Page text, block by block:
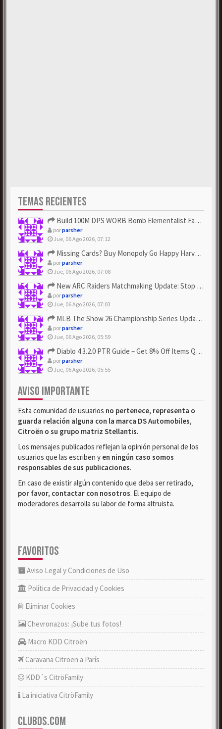
TEMAS RECIENTES
Build 100M DPS WORB Bomb Elementalist Fast - Grab POE Curren...
porparsher
Jue, 06 Ago 2026, 07:12
Missing Cards? Buy Monopoly Go Happy Harvest with Looney Tun...
porparsher
Jue, 06 Ago 2026, 07:08
New ARC Raiders Matchmaking Update: Stop Failed - Grab Bluep...
porparsher
Jue, 06 Ago 2026, 07:03
MLB The Show 26 Championship Series Update! Get Cheap & ...
porparsher
Jue, 06 Ago 2026, 05:59
Diablo 4 3.2.0 PTR Guide – Get 8% Off Items Quickly to Test ...
porparsher
Jue, 06 Ago 2026, 05:55
AVISO IMPORTANTE
Esta comunidad de usuarios no pertenece, representa o
guarda relación alguna con la marca DS Automobiles,
Citroën o su grupo matriz Stellantis.
Los mensajes publicados reflejan la opinión personal de los
usuarios que las escriben y en ningún caso somos
responsables de sus publicaciones.
En caso de existir algún contenido que deba ser retirado,
por favor, contactar con nosotros. El equipo de
moderadores desarrolla su labor de forma altruista.
FAVORITOS
Aviso Legal y Condiciones de Uso
Política de Privacidad y Cookies
Eliminar Cookies
Chevronazos: ¡Sube tus fotos!
Macro KDD Citroën
Caravana Citroën a París
KDD´s CitröFamily
La iniciativa CitröFamily
CLUBDS.COM